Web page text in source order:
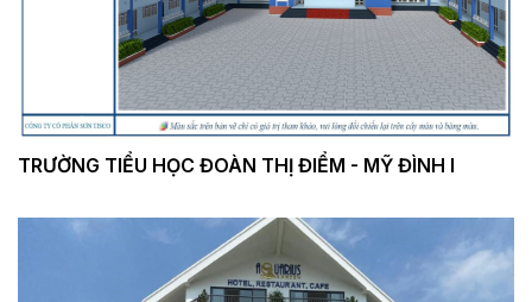
TRƯỜNG TIỂU HỌC ĐOÀN THỊ ĐIỂM - MỸ ĐÌNH I